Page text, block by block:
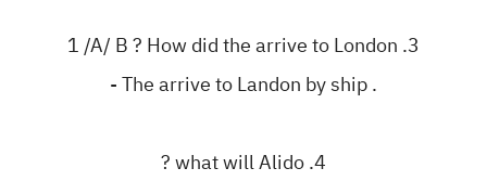
‎1 /A/ B ? How did the arrive to London .3
. The arrive to Landon by ship -
‎? what will Alido .4